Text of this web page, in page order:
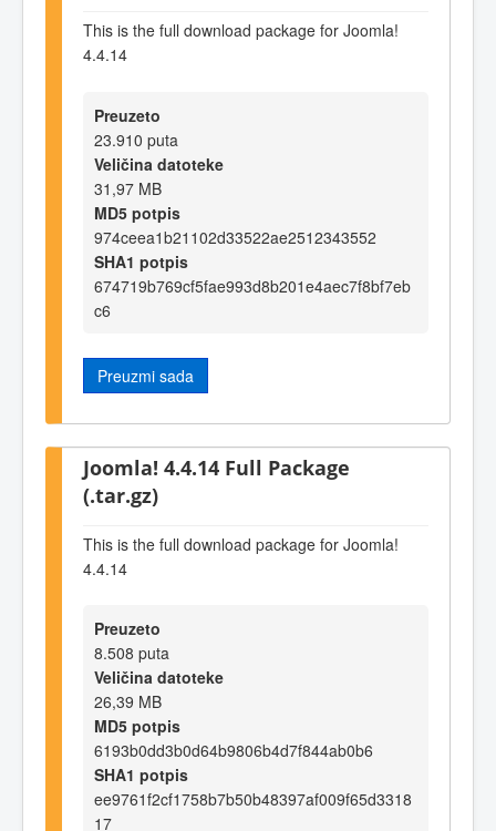
This is the full download package for Joomla!
4.4.14
Preuzeto
23.910 puta
Veličina datoteke
31,97 MB
MD5 potpis
974ceea1b21102d33522ae2512343552
SHA1 potpis
674719b769cf5fae993d8b201e4aec7f8bf7eb
c6
Preuzmi sada
Joomla! 4.4.14 Full Package
(.tar.gz)
This is the full download package for Joomla!
4.4.14
Preuzeto
8.508 puta
Veličina datoteke
26,39 MB
MD5 potpis
6193b0dd3b0d64b9806b4d7f844ab0b6
SHA1 potpis
ee9761f2cf1758b7b50b48397af009f65d3318
17